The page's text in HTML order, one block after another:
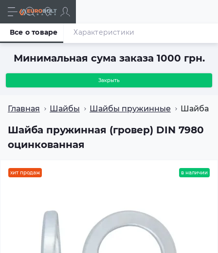
Минимальная сума заказа 1000 грн.
Закрыть
Главная Шайбы Шайбы пружинные Шайба
Шайба пружинная (гровер) DIN 7980
оцинкованная
Все о товаре Характеристики
хит продаж в наличии